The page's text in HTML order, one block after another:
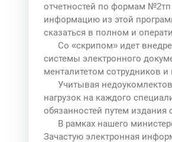
отчетностей по формам
информацию из этой
сказаться в полном и
Со «скрипом» идет
системы электронного
менталитетом сотрудников
Учитывая
нагрузок на каждого
обязанностей путем
В рамках нашего
Зачастую электронная